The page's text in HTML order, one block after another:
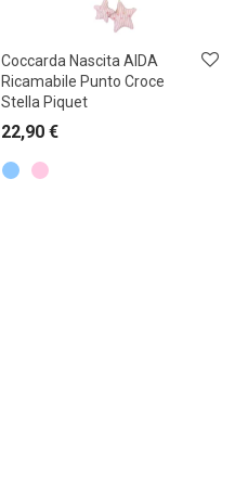
Coccarda Nascita AIDA
Ricamabile Punto Croce
Stella Piquet
22,90 €